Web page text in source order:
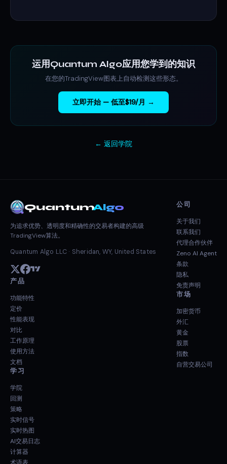
运用Quantum Algo应用您学到的知识
在您的TradingView图表上自动检测这些形态。
立即开始 — 低至$19/月 →
← 返回学院
QuantumAlgo
为追求优势、透明度和精确性的交易者构建的高级
TradingView算法。
Quantum Algo LLC · Sheridan, WY, United States
产品
功能特性
定价
性能表现
对比
工作原理
使用方法
文档
学习
学院
回测
策略
实时信号
实时热图
AI交易日志
计算器
公司
关于我们
联系我们
代理合作伙伴
Zeno AI Agent
条款
隐私
免责声明
市场
加密货币
外汇
黄金
股票
指数
自营交易公司